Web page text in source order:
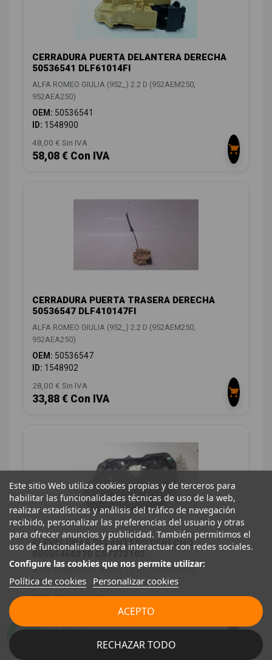
CERRADURA PUERTA DELANTERA DERECHA
50536541 DLF61014FI
ALFA ROMEO GIULIA (952_) 2.2 D (952AEM250,
952AEA250)
OEM: 50536541
ID: 1548900
48,00 € Sin IVA
58,08 € Con IVA
CERRADURA PUERTA TRASERA DERECHA
50536547 DLF410147FI
ALFA ROMEO GIULIA (952_) 2.2 D (952AEM250,
952AEA250)
OEM: 50536547
ID: 1548902
28,00 € Sin IVA
33,88 € Con IVA
ELEVALUNAS DELANTERO DERECHO
00505468270 C57772102
ALFA ROMEO GIULIA (952_) 2.2 D (952AEM250,
952AEA250)
OEM:00505468270
88,00 € Sin IVA
106,48 € Con IVA
Este sitio Web utiliza cookies propias y de terceros para
habilitar las funcionalidades técnicas de uso de la web,
realizar estadísticas y análisis del tráfico de navegación
recibido, personalizar las preferencias del usuario y otras
para ofrecer anuncios y publicidad. También permitimos el
uso de funcionalidades para interactuar con redes sociales.
Configure las cookies que nos permite utilizar:
Política de cookies Personalizar cookies
RECHAZAR TODO
ACEPTO